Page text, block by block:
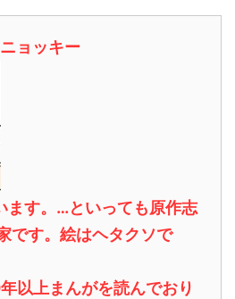
ョッキー
ます。…といっても原作志
です。絵はヘタクソで
以上まんがを読んでおり